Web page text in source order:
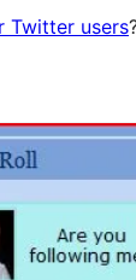
Twitter users